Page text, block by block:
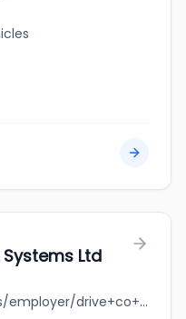
Ltd
jobbank.gc.ca/browsejobs/employer/drive+co+freight+systems+ltd/ca